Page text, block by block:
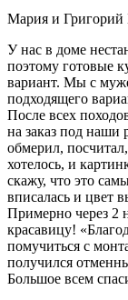
Мария и Григорий
У нас в доме
поэтому готовые
вариант. Мы с
подходящего
После всех
на заказ под наши
обмерил,
хотелось, и
скажу, что это
вписалась и цвет
Примерно через 2
красавицу!
помучиться с
получился
Большое всем